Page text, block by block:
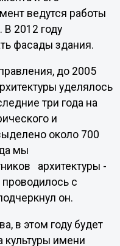
ведутся работы
2012 году
фасады здания.
до 2005
уделялось
три года на
и
около 700
мы
архитектуры -
с
он.
в этом году будет
культуры имени